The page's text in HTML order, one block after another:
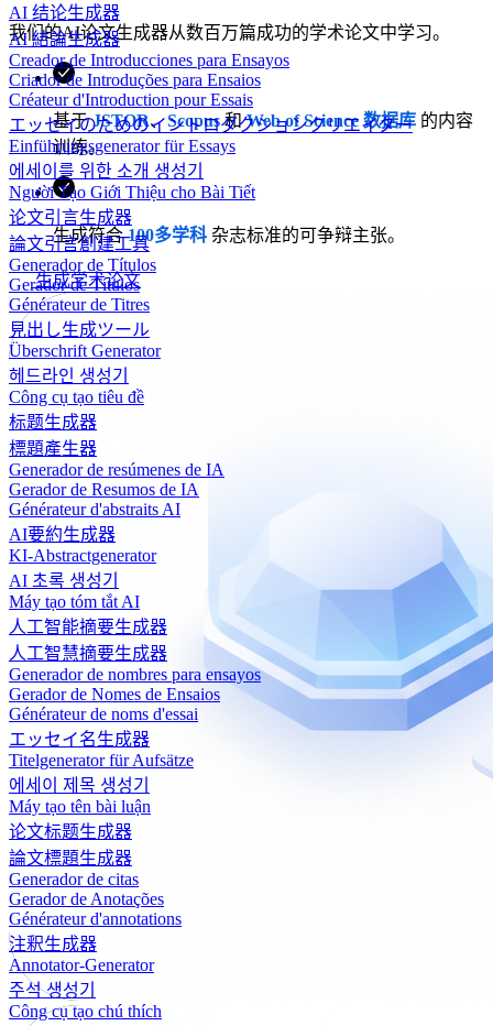
AI 结论生成器
AI 結論生成器
Creador de Introducciones para Ensayos
Criador de Introduções para Ensaios
Créateur d'Introduction pour Essais
エッセイのためのイントロダクションクリエイター
Einführungsgenerator für Essays
에세이를 위한 소개 생성기
Người Tạo Giới Thiệu cho Bài Tiết
论文引言生成器
論文引言創建工具
Generador de Títulos
Gerador de Títulos
Générateur de Titres
見出し生成ツール
Überschrift Generator
헤드라인 생성기
Công cụ tạo tiêu đề
标题生成器
標題產生器
Generador de resúmenes de IA
Gerador de Resumos de IA
Générateur d'abstraits AI
AI要約生成器
KI-Abstractgenerator
AI 초록 생성기
Máy tạo tóm tắt AI
人工智能摘要生成器
人工智慧摘要生成器
Generador de nombres para ensayos
Gerador de Nomes de Ensaios
Générateur de noms d'essai
エッセイ名生成器
Titelgenerator für Aufsätze
에세이 제목 생성기
Máy tạo tên bài luận
论文标题生成器
論文標題生成器
Generador de citas
Gerador de Anotações
Générateur d'annotations
注釈生成器
Annotator-Generator
주석 생성기
Công cụ tạo chú thích
我们的AI论文生成器从数百万篇成功的学术论文中学习。
基于JSTOR、Scopus和Web of Science 数据库 的内容
训练。
生成符合100多学科 杂志标准的可争辩主张。
生成学术论文